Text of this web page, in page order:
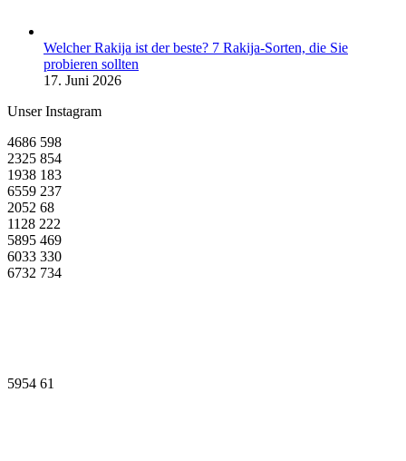
Welcher Rakija ist der beste? 7 Rakija-Sorten, die Sie
probieren sollten
17. Juni 2026
Unser Instagram
4686 598
2325 854
1938 183
6559 237
2052 68
1128 222
5895 469
6033 330
6732 734
5954 61